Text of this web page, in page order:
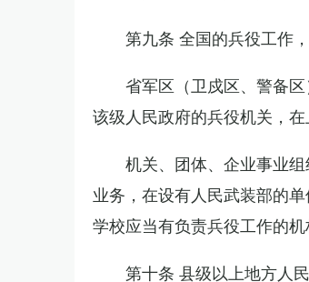
第九条 全国的兵役工作
省军区（卫戍区、警备
该级人民政府的兵役机关，
机关、团体、企业事业
业务，在设有人民武装部的
学校应当有负责兵役工作的机
第十条 县级以上地方人